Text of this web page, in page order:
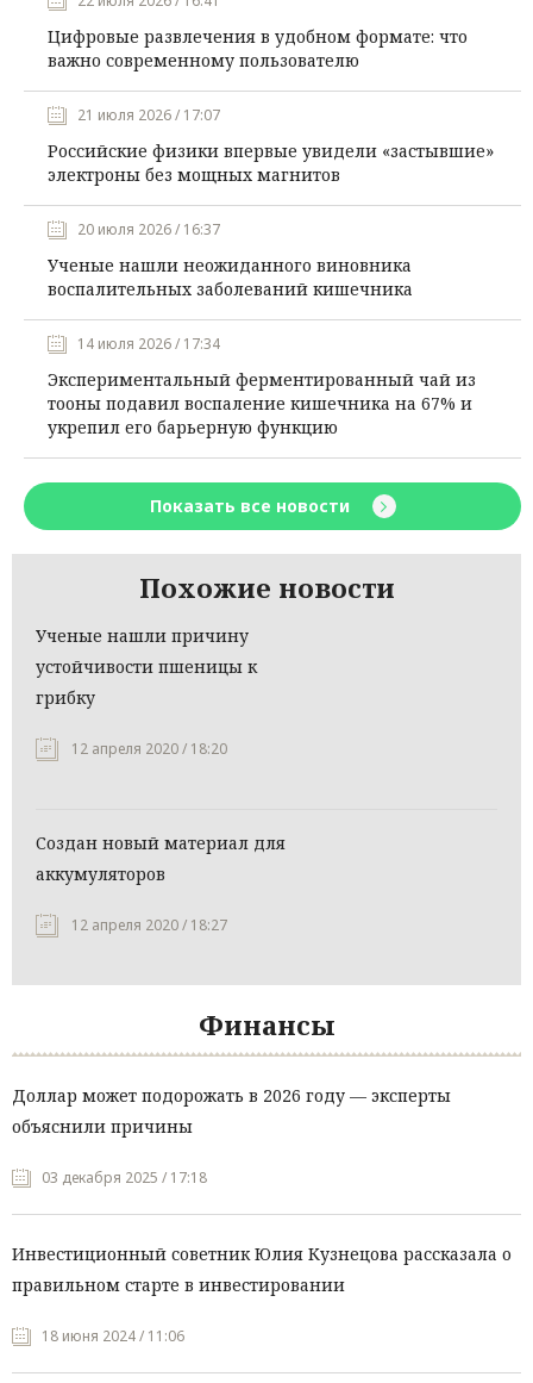
Цифровые развлечения в удобном формате: что
важно современному пользователю
21 июля 2026 / 17:07
Российские физики впервые увидели «застывшие»
электроны без мощных магнитов
20 июля 2026 / 16:37
Ученые нашли неожиданного виновника
воспалительных заболеваний кишечника
14 июля 2026 / 17:34
Экспериментальный ферментированный чай из
тооны подавил воспаление кишечника на 67% и
укрепил его барьерную функцию
Показать все новости
Похожие новости
Ученые нашли причину
устойчивости пшеницы к
грибку
12 апреля 2020 / 18:20
Создан новый материал для
аккумуляторов
12 апреля 2020 / 18:27
Финансы
Доллар может подорожать в 2026 году — эксперты
объяснили причины
03 декабря 2025 / 17:18
Инвестиционный советник Юлия Кузнецова рассказала о
правильном старте в инвестировании
18 июня 2024 / 11:06